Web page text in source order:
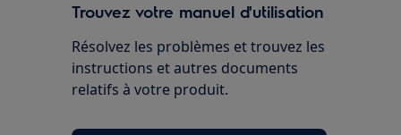
Trouvez votre manuel d'utilisation
Résolvez les problèmes et trouvez les
instructions et autres documents
relatifs à votre produit.